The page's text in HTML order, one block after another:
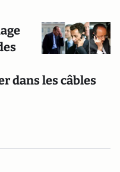
dans les câbles